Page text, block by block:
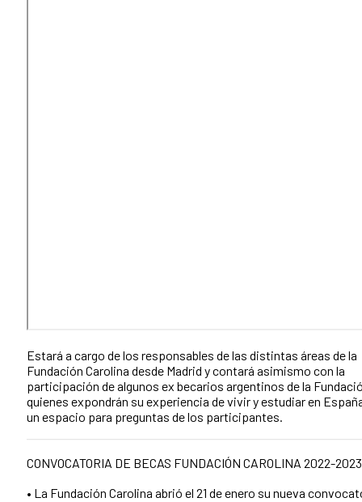
Estará a cargo de los responsables de las distintas áreas de la
Fundación Carolina desde Madrid y contará asimismo con la
participación de algunos ex becarios argentinos de la
quienes expondrán su experiencia de vivir y estudiar en
un espacio para preguntas de los participantes.
CONVOCATORIA DE BECAS FUNDACIÓN CAROLINA 2022-2023
• La Fundación Carolina abrió el 21 de enero su nueva